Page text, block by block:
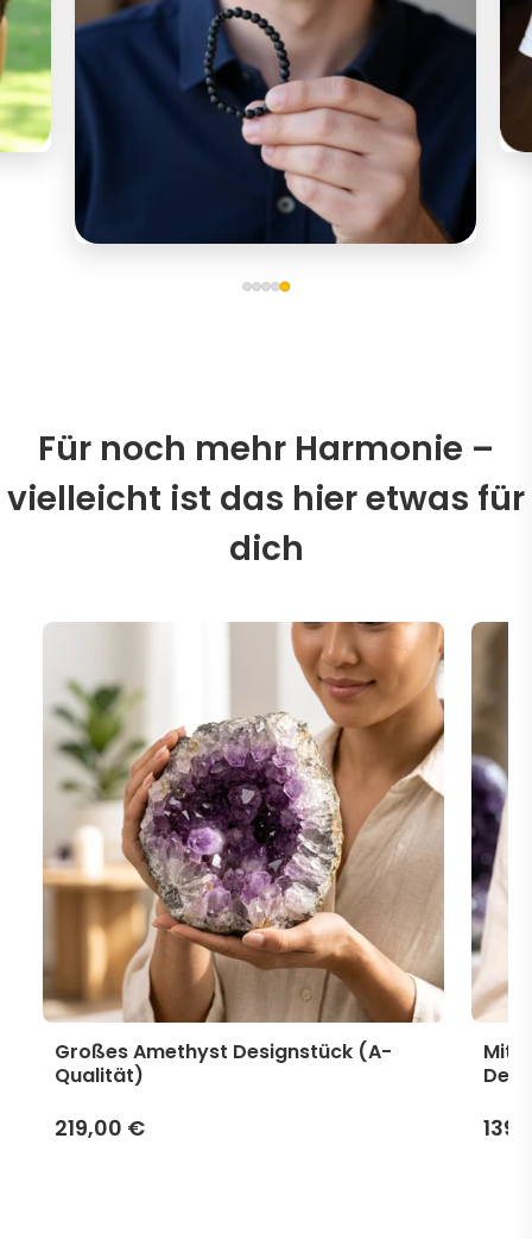
Für noch mehr Harmonie –
vielleicht ist das hier etwas für
dich
Großes Amethyst Designstück (A-
Qualität)
219,00 €